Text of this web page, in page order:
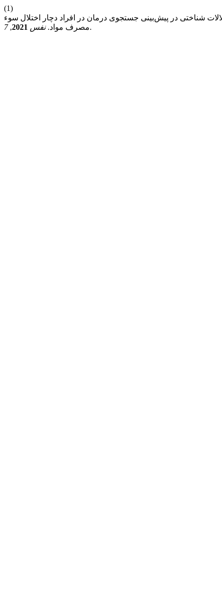
(1)
شناختی در پیش‌بینی جستجوی درمان در افراد دچار اختلال سوء
مصرف مواد.نفس 2021
,
7 .